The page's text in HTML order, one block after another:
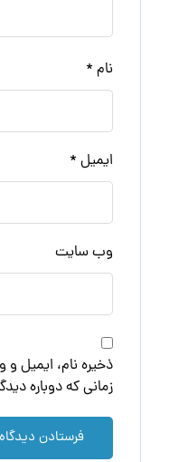
نام *
ایمیل *
وب‌ سایت
ذخیره نام، ایمیل و
زمانی که دوباره
فرستادن دیدگاه